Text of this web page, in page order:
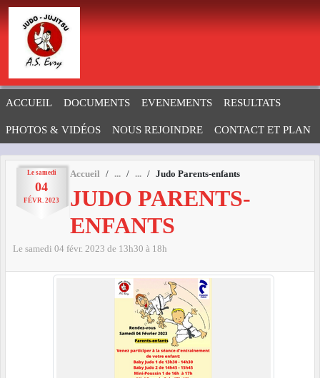
ACCUEIL DOCUMENTS EVENEMENTS RESULTATS
PHOTOS & VIDÉOS NOUS REJOINDRE CONTACT ET PLAN
Le samedi
04
FÉVR. 2023
Accueil Judo Parents-enfants
JUDO PARENTS-
ENFANTS
Le samedi 04 févr. 2023 de 13h30 à 18h
Panneau de gestion des cookies